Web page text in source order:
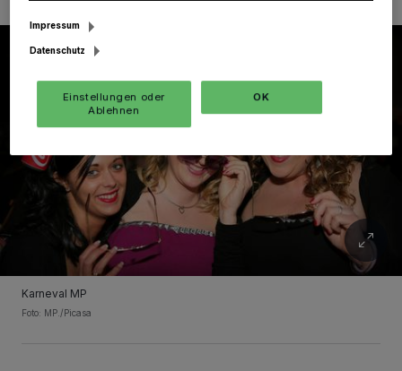
Karneval MP
Foto: MP./Picasa
Impressum
Datenschutz
Einstellungen oder
Ablehnen
OK